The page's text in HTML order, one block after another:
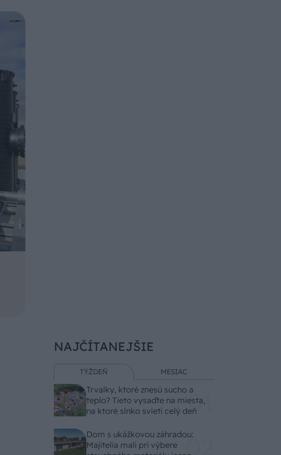
NAJČÍTANEJŠIE
TÝŽDEŇ MESIAC
Trvalky, ktoré znesú sucho a
teplo? Tieto vysaďte na miesta,
na ktoré slnko svieti celý deň
Dom s ukážkovou záhradou:
Majitelia mali pri výbere